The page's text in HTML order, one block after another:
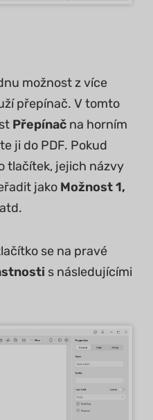
možnost z více
přepínač. V tomto
Přepínač na horním
ji do PDF. Pokud
tlačítek, jejich názvy
jako Možnost 1,
atd.
se na pravé
s následujícími